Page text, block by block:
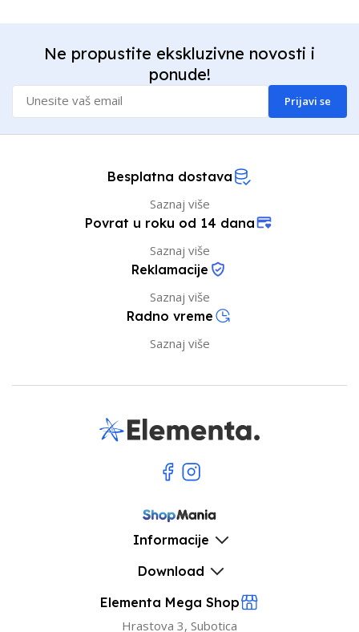
Ne propustite ekskluzivne novosti i
ponude!
Prijavi se
Besplatna dostava
Saznaj više
Povrat u roku od 14 dana
Saznaj više
Reklamacije
Saznaj više
Radno vreme
Saznaj više
Informacije
Download
Elementa Mega Shop
Hrastova 3, Subotica